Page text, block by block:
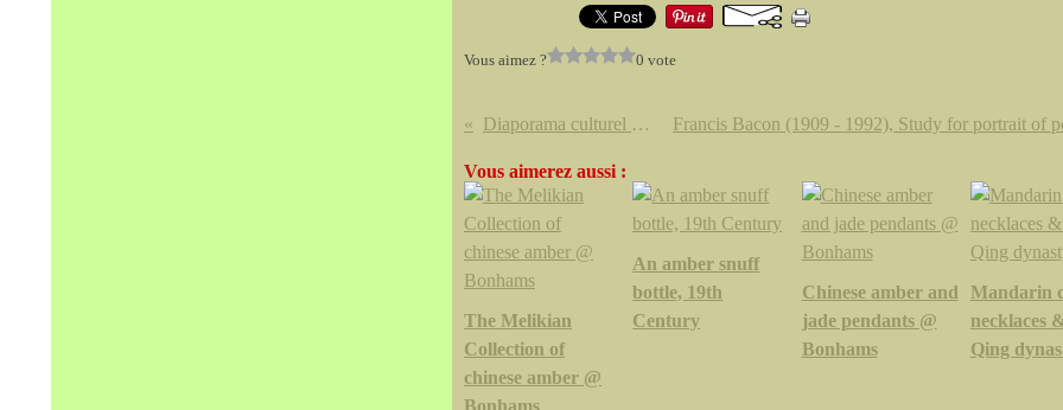
Vous aimez ? 0 vote
Diaporama culturel du jour
Vous aimerez aussi :
The Melikian
Collection of
chinese amber @
Bonhams
An amber snuff
bottle, 19th
Century
Chinese amber and
jade pendants @
Bonhams
Mandarin
necklaces
Qing